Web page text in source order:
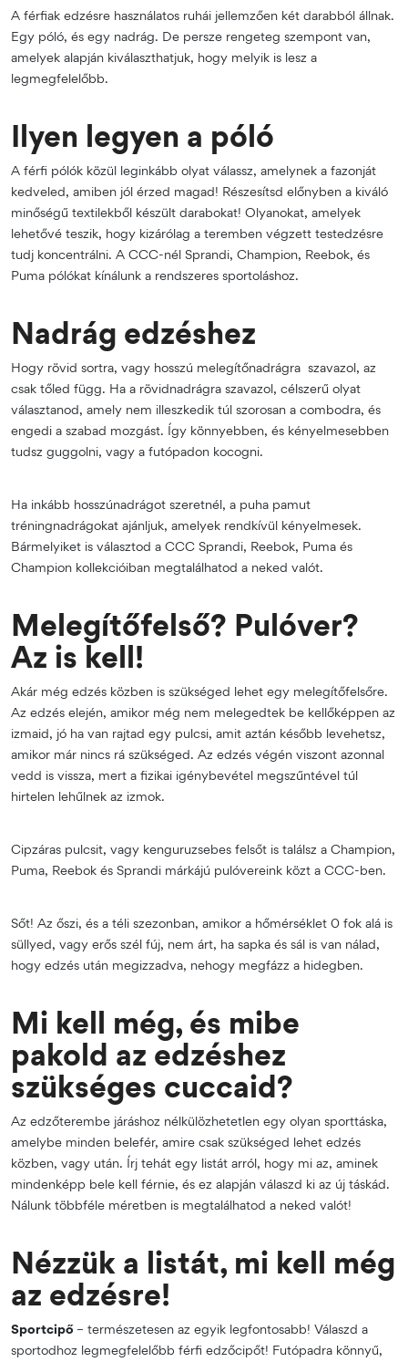
A férfiak edzésre használatos ruhái jellemzően két darabból állnak.
Egy póló, és egy nadrág. De persze rengeteg szempont van,
amelyek alapján kiválaszthatjuk, hogy melyik is lesz a
legmegfelelőbb.
Ilyen legyen a póló
A férfi pólók közül leginkább olyat válassz, amelynek a fazonját
kedveled, amiben jól érzed magad! Részesítsd előnyben a kiváló
minőségű textilekből készült darabokat! Olyanokat, amelyek
lehetővé teszik, hogy kizárólag a teremben végzett testedzésre
tudj koncentrálni. A CCC-nél Sprandi, Champion, Reebok, és
Puma pólókat kínálunk a rendszeres sportoláshoz.
Nadrág edzéshez
Hogy rövid sortra, vagy hosszú melegítőnadrágra szavazol, az
csak tőled függ. Ha a rövidnadrágra szavazol, célszerű olyat
választanod, amely nem illeszkedik túl szorosan a combodra, és
engedi a szabad mozgást. Így könnyebben, és kényelmesebben
tudsz guggolni, vagy a futópadon kocogni.
Ha inkább hosszúnadrágot szeretnél, a puha pamut
tréningnadrágokat ajánljuk, amelyek rendkívül kényelmesek.
Bármelyiket is választod a CCC Sprandi, Reebok, Puma és
Champion kollekcióiban megtalálhatod a neked valót.
Melegítőfelső? Pulóver?
Az is kell!
Akár még edzés közben is szükséged lehet egy melegítőfelsőre.
Az edzés elején, amikor még nem melegedtek be kellőképpen az
izmaid, jó ha van rajtad egy pulcsi, amit aztán később levehetsz,
amikor már nincs rá szükséged. Az edzés végén viszont azonnal
vedd is vissza, mert a fizikai igénybevétel megszűntével túl
hirtelen lehűlnek az izmok.
Cipzáras pulcsit, vagy kenguruzsebes felsőt is találsz a Champion,
Puma, Reebok és Sprandi márkájú pulóvereink közt a CCC-ben.
Sőt! Az őszi, és a téli szezonban, amikor a hőmérséklet 0 fok alá is
süllyed, vagy erős szél fúj, nem árt, ha sapka és sál is van nálad,
hogy edzés után megizzadva, nehogy megfázz a hidegben.
Mi kell még, és mibe
pakold az edzéshez
szükséges cuccaid?
Az edzőterembe járáshoz nélkülözhetetlen egy olyan sporttáska,
amelybe minden belefér, amire csak szükséged lehet edzés
közben, vagy után. Írj tehát egy listát arról, hogy mi az, aminek
mindenképp bele kell férnie, és ez alapján válaszd ki az új táskád.
Nálunk többféle méretben is megtalálhatod a neked valót!
Nézzük a listát, mi kell még
az edzésre!
Sportcipő – természetesen az egyik legfontosabb! Válaszd a
sportodhoz legmegfelelőbb férfi edzőcipőt! Futópadra könnyű,